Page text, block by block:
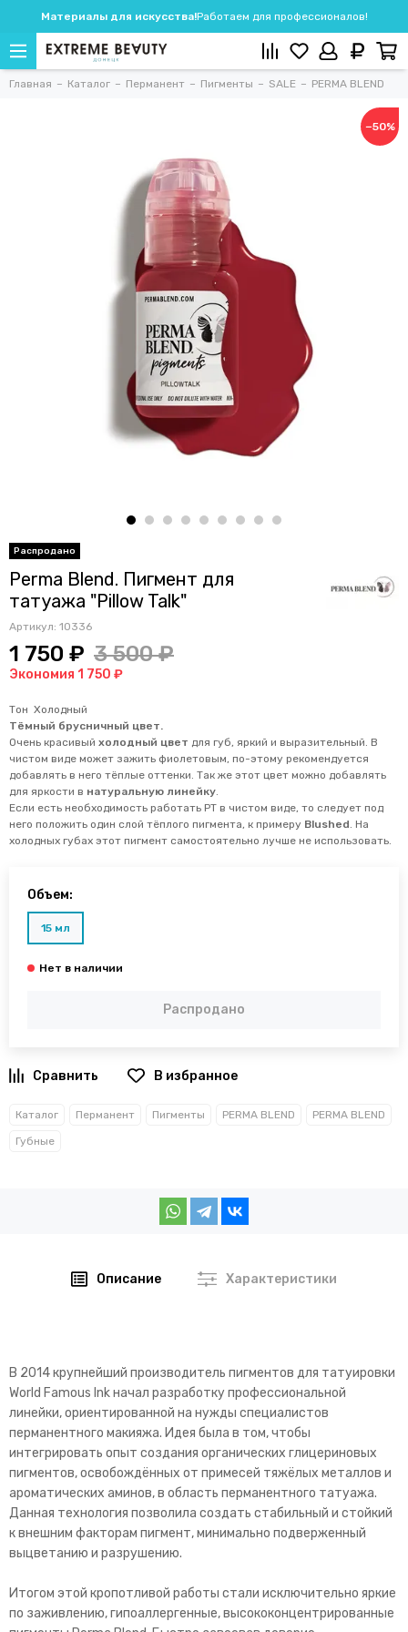
Материалы для искусства!Работаем для профессионалов!
Главная Каталог Перманент Пигменты SALE PERMA BLEND
−50%
Perma Blend. Пигмент для
татуажа "Pillow Talk"
Артикул: 10336
1 750 ₽ 3 500 ₽
Экономия 1 750 ₽
Тон Холодный
Тёмный брусничный цвет.
Очень красивый холодный цвет для губ, яркий и выразительный. В
чистом виде может зажить фиолетовым, по-этому рекомендуется
добавлять в него тёплые оттенки. Так же этот цвет можно добавлять
для яркости в натуральную линейку.
Если есть необходимость работать PT в чистом виде, то следует под
него положить один слой тёплого пигмента, к примеру Blushed. На
холодных губах этот пигмент самостоятельно лучше не использовать.
Объем:
15 мл
Распродано
В избранное
Каталог Перманент Пигменты PERMA BLEND PERMA BLEND
Губные
Описание Характеристики
В 2014 крупнейший производитель пигментов для татуировки
World Famous Ink начал разработку профессиональной
линейки, ориентированной на нужды специалистов
перманентного макияжа. Идея была в том, чтобы
интегрировать опыт создания органических глицериновых
пигментов, освобождённых от примесей тяжёлых металлов и
ароматических аминов, в область перманентного татуажа.
Данная технология позволила создать стабильный и стойкий
к внешним факторам пигмент, минимально подверженный
выцветанию и разрушению.
Итогом этой кропотливой работы стали исключительно яркие
по заживлению, гипоаллергенные, высококонцентрированные